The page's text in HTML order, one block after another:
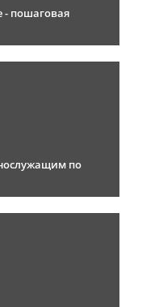
- пошаговая
по